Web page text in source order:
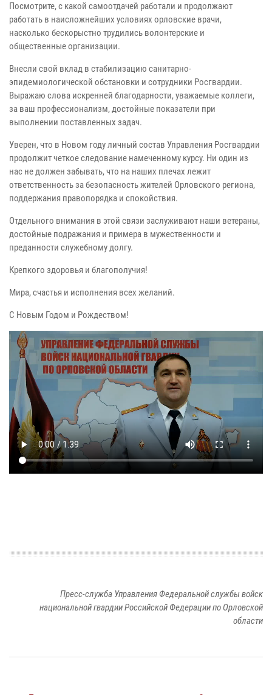
Посмотрите, с какой самоотдачей работали и продолжают
работать в наисложнейших условиях орловские врачи,
насколько бескорыстно трудились волонтерские и
общественные организации.
Внесли свой вклад в стабилизацию санитарно-
эпидемиологической обстановки и сотрудники Росгвардии.
Выражаю слова искренней благодарности, уважаемые коллеги,
за ваш профессионализм, достойные показатели при
выполнении поставленных задач.
Уверен, что в Новом году личный состав Управления Росгвардии
продолжит четкое следование намеченному курсу. Ни один из
нас не должен забывать, что на наших плечах лежит
ответственность за безопасность жителей Орловского региона,
поддержания правопорядка и спокойствия.
Отдельного внимания в этой связи заслуживают наши ветераны,
достойные подражания и примера в мужественности и
преданности служебному долгу.
Крепкого здоровья и благополучия!
Мира, счастья и исполнения всех желаний.
С Новым Годом и Рождеством!
Пресс-служба Управления Федеральной службы войск
национальной гвардии Российской Федерации по Орловской
области